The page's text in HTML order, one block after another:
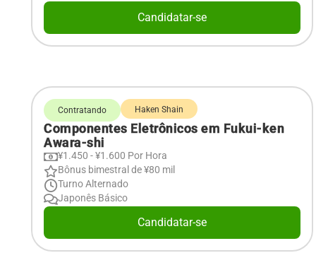
Candidatar-se
Contratando Haken Shain
Componentes Eletrônicos em Fukui-ken
Awara-shi
¥1.450 - ¥1.600 Por Hora
Bônus bimestral de ¥80 mil
Turno Alternado
Japonês Básico
Candidatar-se